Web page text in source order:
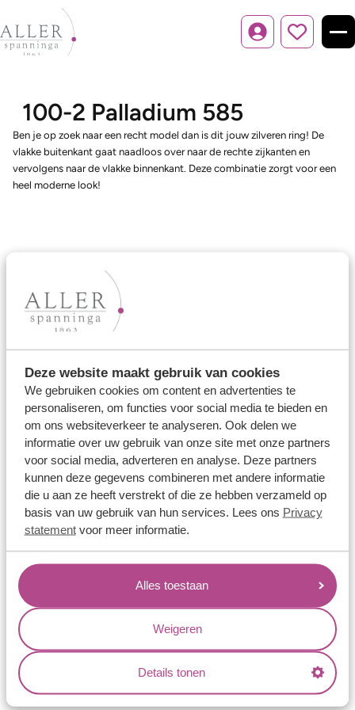
Deze website maakt gebruik van cookies
We gebruiken cookies om content en advertenties te
personaliseren, om functies voor social media te bieden en
om ons websiteverkeer te analyseren. Ook delen we
informatie over uw gebruik van onze site met onze partners
voor social media, adverteren en analyse. Deze partners
kunnen deze gegevens combineren met andere informatie
die u aan ze heeft verstrekt of die ze hebben verzameld op
basis van uw gebruik van hun services. Lees ons Privacy
statementvoor meer informatie.
Alles toestaan
Weigeren
Details tonen
Inloggen
100-2 Palladium 585
Ben je op zoek naar een recht model dan is dit jouw zilveren ring! De
vlakke buitenkant gaat naadloos over naar de rechte zijkanten en
vervolgens naar de vlakke binnenkant. Deze combinatie zorgt voor een
heel moderne look!
Ons aanbod
Memoireringen
Verlovingsringen
Vriendschapsringen
Over ons
Aller Spanninga
Historie
Certificaten
Jouw voordelen
Conflictvrije Materialen
Oneindig veel mogelijkheden
Kwaliteit
Juweliers & Contact